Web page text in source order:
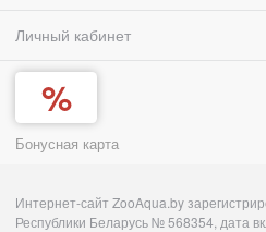
Личный кабинет
Бонусная карта
Интернет-сайт ZooAqua.by
Республики Беларусь № 568354, дата